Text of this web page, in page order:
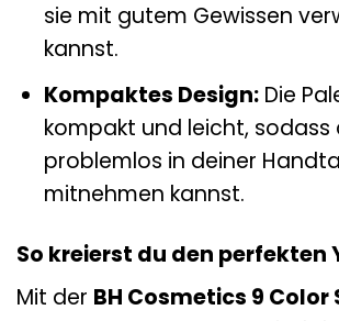
sie mit gutem Gewissen
kannst.
Kompaktes Design:Die
kompakt und leicht, sodass
problemlos in deiner
mitnehmen kannst.
So kreierst du den perfekten
Mit der BH Cosmetics 9 Color